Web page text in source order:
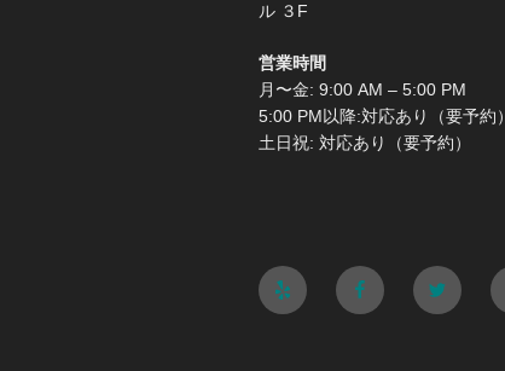
ル ３F
営業時間
月〜金: 9:00 AM – 5:00 PM
5:00 PM以降:対応あり（要予約）
土日祝: 対応あり（要予約）
Yelp FacebookTwitter